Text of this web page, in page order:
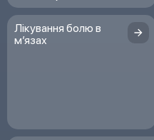
Лікування болю в
м’язах